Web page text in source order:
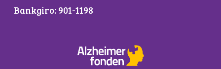
Bankgiro: 901-1198